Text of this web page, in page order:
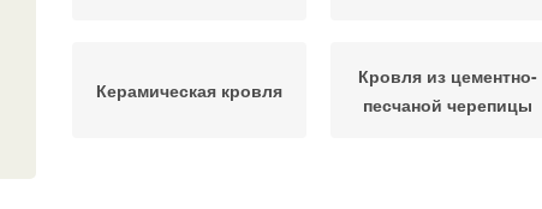
Керамическая кровля
Кровля из цементно-
песчаной черепицы